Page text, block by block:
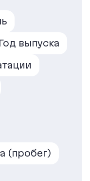
Год выпуска
(пробег)